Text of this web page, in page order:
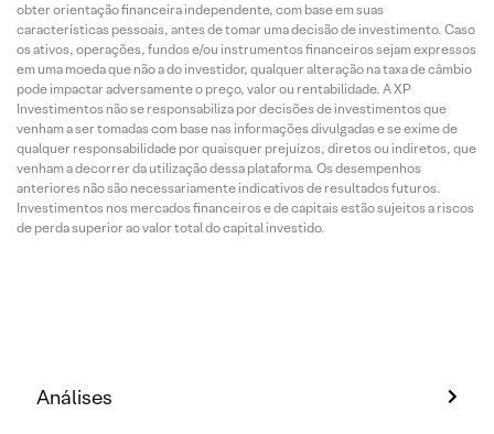
obter orientação financeira independente, com base em suas
características pessoais, antes de tomar uma decisão de investimento. Caso
os ativos, operações, fundos e/ou instrumentos financeiros sejam expressos
em uma moeda que não a do investidor, qualquer alteração na taxa de câmbio
pode impactar adversamente o preço, valor ou rentabilidade. A XP
Investimentos não se responsabiliza por decisões de investimentos que
venham a ser tomadas com base nas informações divulgadas e se exime de
qualquer responsabilidade por quaisquer prejuízos, diretos ou indiretos, que
venham a decorrer da utilização dessa plataforma. Os desempenhos
anteriores não são necessariamente indicativos de resultados futuros.
Investimentos nos mercados financeiros e de capitais estão sujeitos a riscos
de perda superior ao valor total do capital investido.
Análises